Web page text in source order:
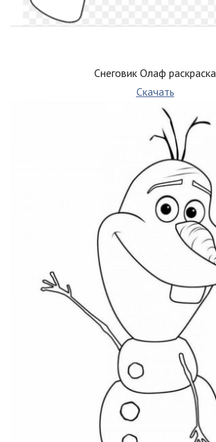
Снеговик Олаф раскраска
Скачать